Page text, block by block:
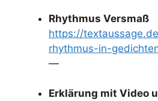
Rhythmus Versmaß
https://
rhythmus-in-
—
Erklärung mit Video